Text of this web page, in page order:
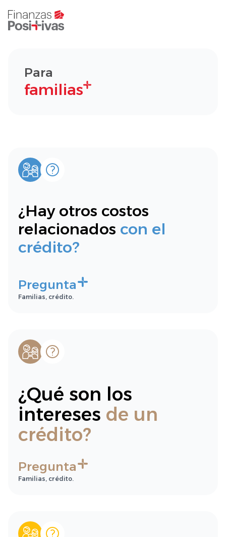
Para
familias
¿Hay otros costos
relacionados con el
crédito?
Pregunta
Familias, crédito.
¿Qué son los
intereses de un
crédito?
Pregunta
Familias, crédito.